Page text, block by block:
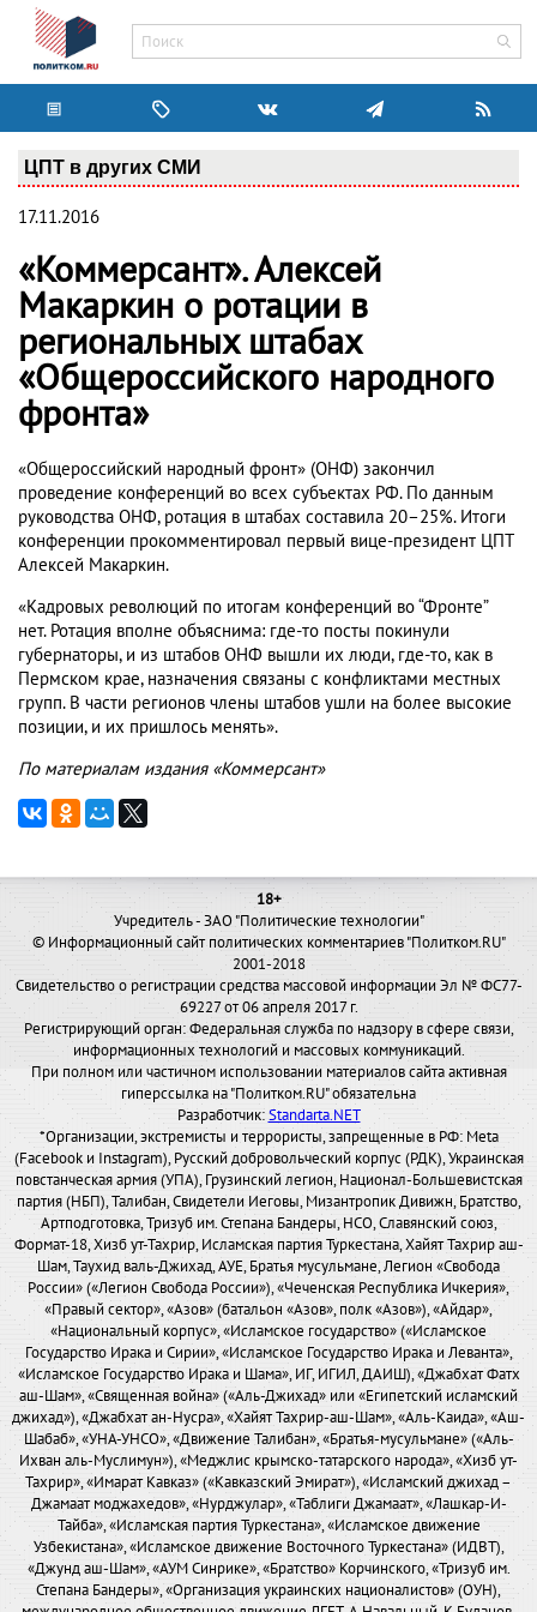
ЦПТ в других СМИ
17.11.2016
«Коммерсант». Алексей
Макаркин о ротации в
региональных штабах
«Общероссийского народного
фронта»
«Общероссийский народный фронт» (ОНФ) закончил
проведение конференций во всех субъектах РФ. По данным
руководства ОНФ, ротация в штабах составила 20–25%. Итоги
конференции прокомментировал первый вице-президент ЦПТ
Алексей Макаркин.
«Кадровых революций по итогам конференций во “Фронте”
нет. Ротация вполне объяснима: где-то посты покинули
губернаторы, и из штабов ОНФ вышли их люди, где-то, как в
Пермском крае, назначения связаны с конфликтами местных
групп. В части регионов члены штабов ушли на более высокие
позиции, и их пришлось менять».
По материалам издания «Коммерсант»
18+
Учредитель - ЗАО "Политические технологии"
© Информационный сайт политических комментариев "Политком.RU"
2001-2018
Свидетельство о регистрации средства массовой информации Эл № ФС77-
69227 от 06 апреля 2017 г.
Регистрирующий орган: Федеральная служба по надзору в сфере связи,
информационных технологий и массовых коммуникаций.
При полном или частичном использовании материалов сайта активная
гиперссылка на "Политком.RU" обязательна
Разработчик:Standarta.NET
*Организации, экстремисты и террористы, запрещенные в РФ: Meta
(Facebook и Instagram), Русский добровольческий корпус (РДК), Украинская
повстанческая армия (УПА), Грузинский легион, Национал-Большевистская
партия (НБП), Талибан, Свидетели Иеговы, Мизантропик Дивижн, Братство,
Артподготовка, Тризуб им. Степана Бандеры, НСО, Славянский союз,
Формат-18, Хизб ут-Тахрир, Исламская партия Туркестана, Хайят Тахрир аш-
Шам, Таухид валь-Джихад, АУЕ, Братья мусульмане, Легион «Свобода
России» («Легион Свобода России»), «Чеченская Республика Ичкерия»,
«Правый сектор», «Азов» (батальон «Азов», полк «Азов»), «Айдар»,
«Национальный корпус», «Исламское государство» («Исламское
Государство Ирака и Сирии», «Исламское Государство Ирака и Леванта»,
«Исламское Государство Ирака и Шама», ИГ, ИГИЛ, ДАИШ), «Джабхат Фатх
аш-Шам», «Священная война» («Аль-Джихад» или «Египетский исламский
джихад»), «Джабхат ан-Нусра», «Хайят Тахрир-аш-Шам», «Аль-Каида», «Аш-
Шабаб», «УНА-УНСО», «Движение Талибан», «Братья-мусульмане» («Аль-
Ихван аль-Муслимун»), «Меджлис крымско-татарского народа», «Хизб ут-
Тахрир», «Имарат Кавказ» («Кавказский Эмират»), «Исламский джихад –
Джамаат моджахедов», «Нурджулар», «Таблиги Джамаат», «Лашкар-И-
Тайба», «Исламская партия Туркестана», «Исламское движение
Узбекистана», «Исламское движение Восточного Туркестана» (ИДВТ),
«Джунд аш-Шам», «АУМ Синрике», «Братство» Корчинского, «Тризуб им.
Степана Бандеры», «Организация украинских националистов» (ОУН),